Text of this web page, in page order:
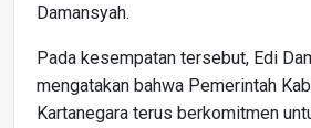
Damansyah.
Pada kesempatan tersebut, Edi
mengatakan bahwa Pemerintah
Kartanegara terus berkomitmen